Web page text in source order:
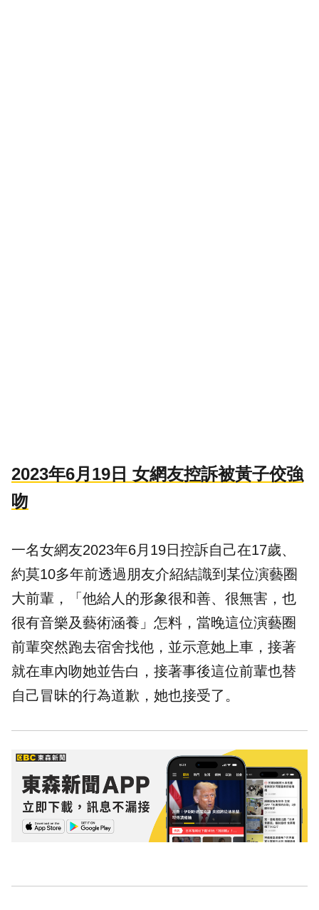
2023年6月19日 女網友控訴被黃子佼強
吻
一名女網友2023年6月19日控訴自己在17歲、
約莫10多年前透過朋友介紹結識到某位演藝圈
大前輩，「他給人的形象很和善、很無害，也
很有音樂及藝術涵養」怎料，當晚這位演藝圈
前輩突然跑去宿舍找他，並示意她上車，接著
就在車內吻她並告白，接著事後這位前輩也替
自己冒昧的行為道歉，她也接受了。